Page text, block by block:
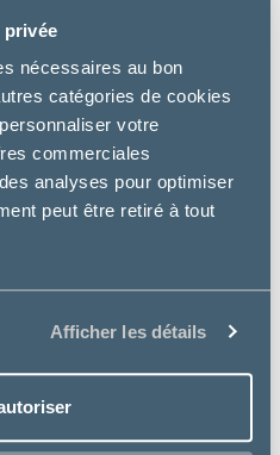
privée
nécessaires au bon
catégories de cookies
votre
commerciales
analyses pour optimiser
peut être retiré à tout
Afficher les détails